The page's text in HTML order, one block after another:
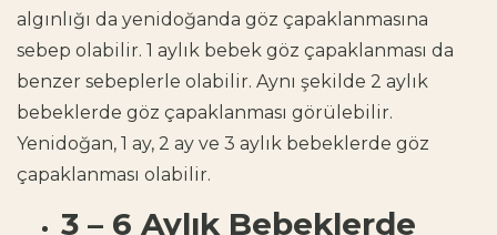
algınlığı da yenidoğanda göz çapaklanmasına
sebep olabilir. 1 aylık bebek göz çapaklanması da
benzer sebeplerle olabilir. Aynı şekilde 2 aylık
bebeklerde göz çapaklanması görülebilir.
Yenidoğan, 1 ay, 2 ay ve 3 aylık bebeklerde göz
çapaklanması olabilir.
3 – 6 Aylık Bebeklerde